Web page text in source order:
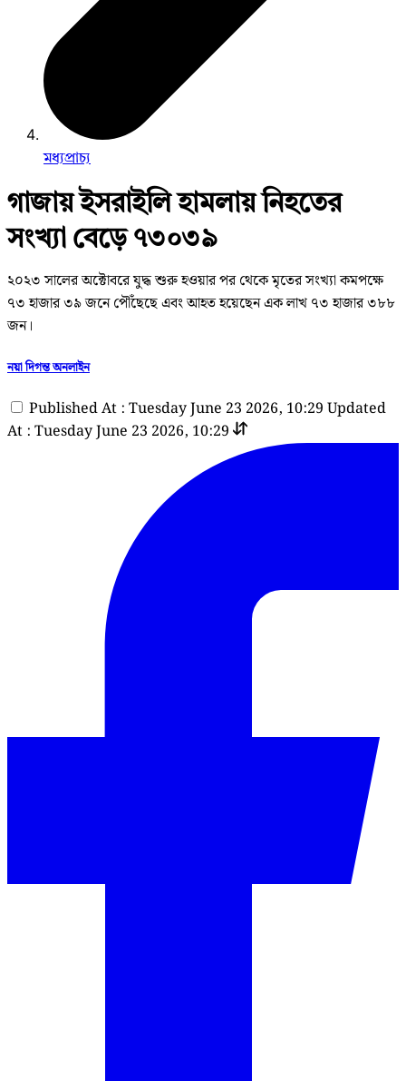
মধ্যপ্রাচ্য
গাজায় ইসরাইলি হামলায় নিহতের
সংখ্যা বেড়ে ৭৩০৩৯
২০২৩ সালের অক্টোবরে যুদ্ধ শুরু হওয়ার পর থেকে মৃতের সংখ্যা কমপক্ষে
৭৩ হাজার ৩৯ জনে পৌঁছেছে এবং আহত হয়েছেন এক লাখ ৭৩ হাজার ৩৮৮
জন।
নয়া দিগন্ত অনলাইন
Published At : Tuesday June 23 2026, 10:29 Updated
At : Tuesday June 23 2026, 10:29